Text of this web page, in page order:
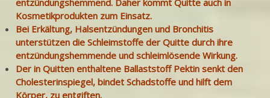
entzündungshemmend. Daher kommt Quitte auch in
Kosmetikprodukten zum Einsatz.
Bei Erkältung, Halsentzündungen und Bronchitis
unterstützen die Schleimstoffe der Quitte durch ihre
entzündungshemmende und schleimlösende Wirkung.
Der in Quitten enthaltene Ballaststoff Pektin senkt den
Cholesterinspiegel, bindet Schadstoffe und hilft dem
Körper, zu entgiften.